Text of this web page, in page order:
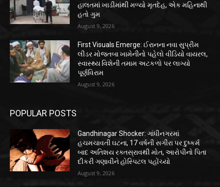
હાલતમાં ખાડીમાંથી મળ્યો મૃતદેહ, એક મહિનાથી
હતો ગુમ
August 9, 2026
First Visuals Emerge: ઈરાનના નવા સુપ્રીમ
લીડર મોજતબા ખામેનીનો પહેલો વીડિયો વાયરલ,
સ્વાસ્થ્ય વિશેની તમામ અટકળો પર લાગ્યો
પૂર્ણવિરામ
August 9, 2026
POPULAR POSTS
Gandhinagar Shocker: ગાંધીનગરમાં
હચમચાવતી ઘટના, 17 વર્ષની સગીરા પર દુષ્કર્મ
બાદ અતિશય રક્તસ્રાવથી મોત, આરોપીનો પિતા
દીકરી ગણાવીને હોસ્પિટલ પહોંચ્યો
August 9, 2026